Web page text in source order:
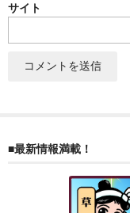
サンド
サイト
■最新情報満載！